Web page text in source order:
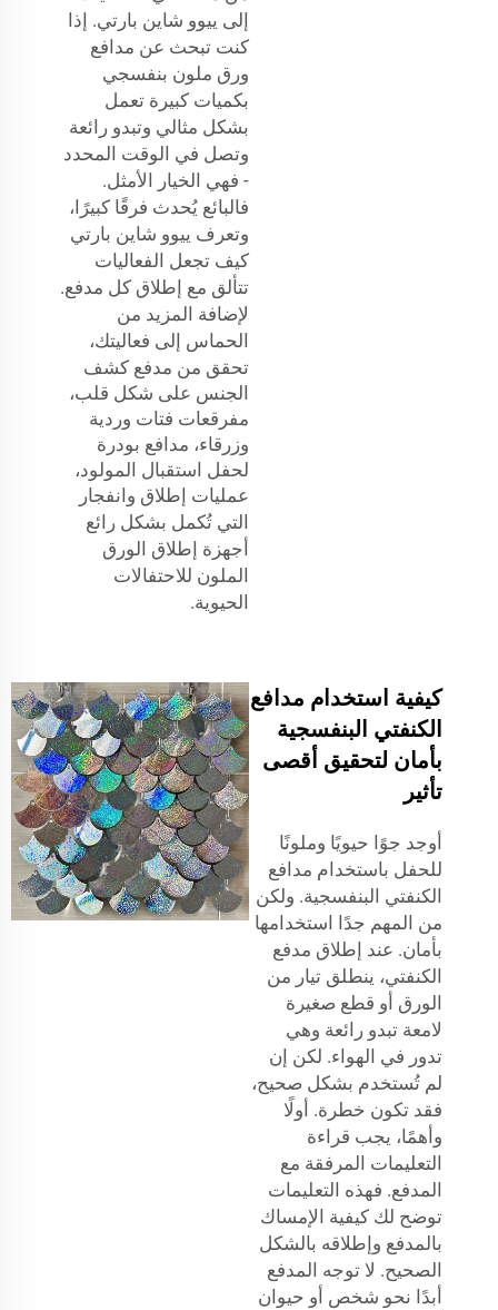
إلى ييوو شاين بارتي. إذا
كنت تبحث عن مدافع
ورق ملون بنفسجي
بكميات كبيرة تعمل
بشكل مثالي وتبدو رائعة
وتصل في الوقت المحدد
- فهي الخيار الأمثل.
فالبائع يُحدث فرقًا كبيرًا،
وتعرف ييوو شاين بارتي
كيف تجعل الفعاليات
تتألق مع إطلاق كل مدفع.
لإضافة المزيد من
الحماس إلى فعاليتك،
تحقق من مدفع كشف
الجنس على شكل قلب،
مفرقعات فتات وردية
وزرقاء، مدافع بودرة
لحفل استقبال المولود،
عمليات إطلاق وانفجار
التي تُكمل بشكل رائع
أجهزة إطلاق الورق
الملون للاحتفالات
الحيوية.
كيفية استخدام مدافع
الكنفتي البنفسجية
بأمان لتحقيق أقصى
تأثير
أوجد جوًا حيويًا وملونًا
للحفل باستخدام مدافع
الكنفتي البنفسجية. ولكن
من المهم جدًا استخدامها
بأمان. عند إطلاق مدفع
الكنفتي، ينطلق تيار من
الورق أو قطع صغيرة
لامعة تبدو رائعة وهي
تدور في الهواء. لكن إن
لم تُستخدم بشكل صحيح،
فقد تكون خطرة. أولًا
وأهمًا، يجب قراءة
التعليمات المرفقة مع
المدفع. فهذه التعليمات
توضح لك كيفية الإمساك
بالمدفع وإطلاقه بالشكل
الصحيح. لا توجه المدفع
أبدًا نحو شخص أو حيوان